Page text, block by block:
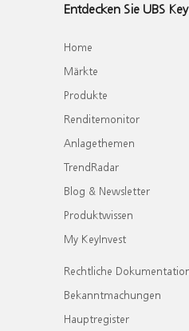
Entdecken Sie UBS
Home
Märkte
Produkte
Renditemonitor
Anlagethemen
TrendRadar
Blog & Newsletter
Produktwissen
My KeyInvest
Rechtliche
Bekanntmachungen
Hauptregister